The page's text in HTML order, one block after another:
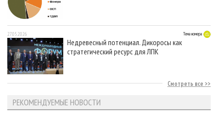
27.05.2026 Тема номера
Недревесный потенциал. Дикоросы как
стратегический ресурс для ЛПК
Смотреть все
РЕКОМЕНДУЕМЫЕ НОВОСТИ